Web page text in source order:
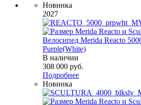
Новинка
2027
Велосипед Merida Reacto
Purple(White)
В наличии
308 000 руб.
Подробнее
Новинка